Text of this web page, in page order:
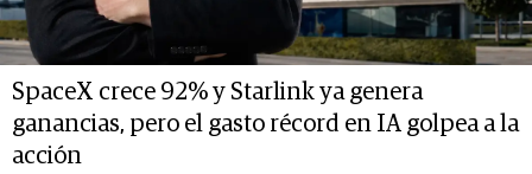
SpaceX crece 92% y Starlink ya genera
ganancias, pero el gasto récord en IA golpea a la
acción